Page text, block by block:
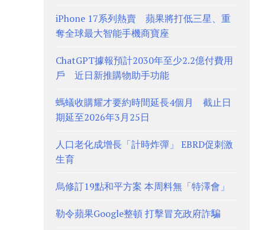
iPhone 17系列熱賣 蘋果將打低三星、重
奪全球最大智能手機商寶座
ChatGPT據報預計2030年至少2.2億付費用
戶 近日新推購物助手功能
螞蟻收購耀才要約時間延長4個月 截止日
期延至2026年3月25日
人口老化成增長「計時炸彈」 EBRD促刺激
生育
烏修訂19點和平方案 本周料無「特澤會」
勒令蘋果Google整頓 打擊冒充政府詐騙